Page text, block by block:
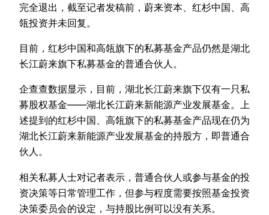
完全退出，截至记者发稿前，蔚来资本、红杉中国、高
瓴投资并未回复。
目前，红杉中国和高瓴旗下的私募基金产品仍然是湖北
长江蔚来旗下私募基金的普通合伙人。
企查查数据显示，目前，湖北长江蔚来旗下仅有一只私
募股权基金——湖北长江蔚来新能源产业发展基金。上
述提到的红杉中国、高瓴旗下的私募基金产品现在仍为
湖北长江蔚来新能源产业发展基金的持股方，即普通合
伙人。
相关私募人士对记者表示，普通合伙人或参与基金的投
资决策等日常管理工作，但参与程度需要按照基金投资
决策委员会的设定，与持股比例可以没有关系。